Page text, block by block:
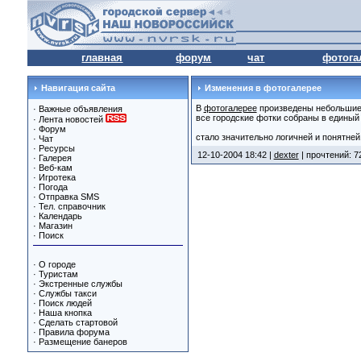
главная форум чат
Навигация сайта
· Важные объявления
· Лента новостей
· Форум
· Чат
· Ресурсы
· Галерея
· Веб-кам
· Игротека
· Погода
· Отправка SMS
· Тел. справочник
· Календарь
· Магазин
· Поиск
· О городе
· Туристам
· Экстренные службы
· Службы такси
· Поиск людей
· Наша кнопка
· Сделать стартовой
· Правила форума
· Размещение банеров
Изменения в фотогалерее
В фотогалереепроизведены небольшие
все городские фотки собраны в единый
стало значительно логичней и понятней.
12-10-2004 18:42 | dexter| прочтений: